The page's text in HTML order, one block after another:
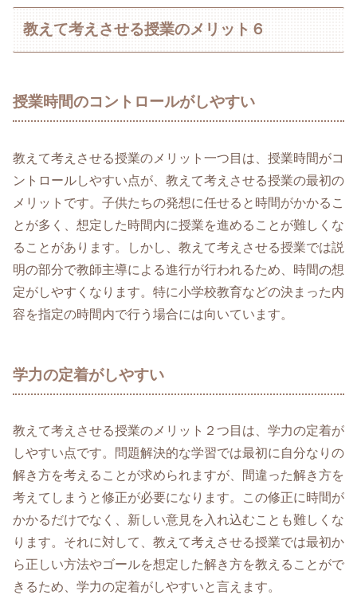
教えて考えさせる授業のメリット６
授業時間のコントロールがしやすい
教えて考えさせる授業のメリット一つ目は、授業時間がコ
ントロールしやすい点が、教えて考えさせる授業の最初の
メリットです。子供たちの発想に任せると時間がかかるこ
とが多く、想定した時間内に授業を進めることが難しくな
ることがあります。しかし、教えて考えさせる授業では説
明の部分で教師主導による進行が行われるため、時間の想
定がしやすくなります。特に小学校教育などの決まった内
容を指定の時間内で行う場合には向いています。
学力の定着がしやすい
教えて考えさせる授業のメリット２つ目は、学力の定着が
しやすい点です。問題解決的な学習では最初に自分なりの
解き方を考えることが求められますが、間違った解き方を
考えてしまうと修正が必要になります。この修正に時間が
かかるだけでなく、新しい意見を入れ込むことも難しくな
ります。それに対して、教えて考えさせる授業では最初か
ら正しい方法やゴールを想定した解き方を教えることがで
きるため、学力の定着がしやすいと言えます。